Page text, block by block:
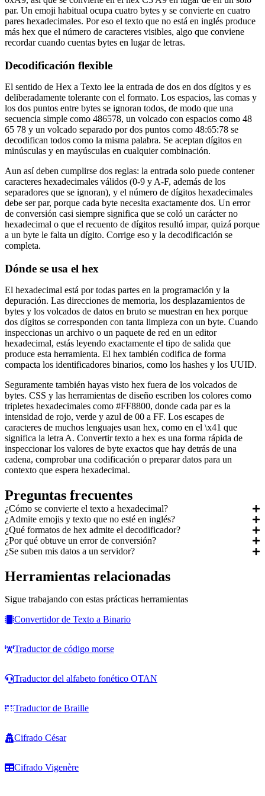
par. Un emoji habitual ocupa cuatro bytes y se convierte en cuatro
pares hexadecimales. Por eso el texto que no está en inglés produce
más hex que el número de caracteres visibles, algo que conviene
recordar cuando cuentas bytes en lugar de letras.
Decodificación flexible
El sentido de Hex a Texto lee la entrada de dos en dos dígitos y es
deliberadamente tolerante con el formato. Los espacios, las comas y
los dos puntos entre bytes se ignoran todos, de modo que una
secuencia simple como 486578, un volcado con espacios como 48
65 78 y un volcado separado por dos puntos como 48:65:78 se
decodifican todos como la misma palabra. Se aceptan dígitos en
minúsculas y en mayúsculas en cualquier combinación.
Aun así deben cumplirse dos reglas: la entrada solo puede contener
caracteres hexadecimales válidos (0-9 y A-F, además de los
separadores que se ignoran), y el número de dígitos hexadecimales
debe ser par, porque cada byte necesita exactamente dos. Un error
de conversión casi siempre significa que se coló un carácter no
hexadecimal o que el recuento de dígitos resultó impar, quizá porque
a un byte le falta un dígito. Corrige eso y la decodificación se
completa.
Dónde se usa el hex
El hexadecimal está por todas partes en la programación y la
depuración. Las direcciones de memoria, los desplazamientos de
bytes y los volcados de datos en bruto se muestran en hex porque
dos dígitos se corresponden con tanta limpieza con un byte. Cuando
inspeccionas un archivo o un paquete de red en un editor
hexadecimal, estás leyendo exactamente el tipo de salida que
produce esta herramienta. El hex también codifica de forma
compacta los identificadores binarios, como los hashes y los UUID.
Seguramente también hayas visto hex fuera de los volcados de
bytes. CSS y las herramientas de diseño escriben los colores como
tripletes hexadecimales como #FF8800, donde cada par es la
intensidad de rojo, verde y azul de 00 a FF. Los escapes de
caracteres de muchos lenguajes usan hex, como en el \x41 que
significa la letra A. Convertir texto a hex es una forma rápida de
inspeccionar los valores de byte exactos que hay detrás de una
cadena, comprobar una codificación o preparar datos para un
contexto que espera hexadecimal.
Preguntas frecuentes
¿Cómo se convierte el texto a hexadecimal?
¿Admite emojis y texto que no esté en inglés?
¿Qué formatos de hex admite el decodificador?
¿Por qué obtuve un error de conversión?
¿Se suben mis datos a un servidor?
Herramientas relacionadas
Sigue trabajando con estas prácticas herramientas
Convertidor de Texto a Binario
Traductor de código morse
Traductor del alfabeto fonético OTAN
Traductor de Braille
Cifrado César
Cifrado Vigenère